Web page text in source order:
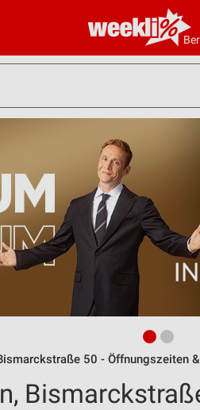
50 - Öffnungszeiten